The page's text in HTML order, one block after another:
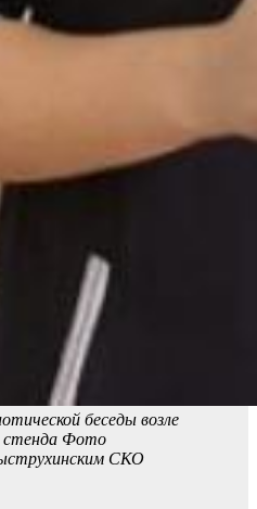
беседы возле
стенда Фото
СКО